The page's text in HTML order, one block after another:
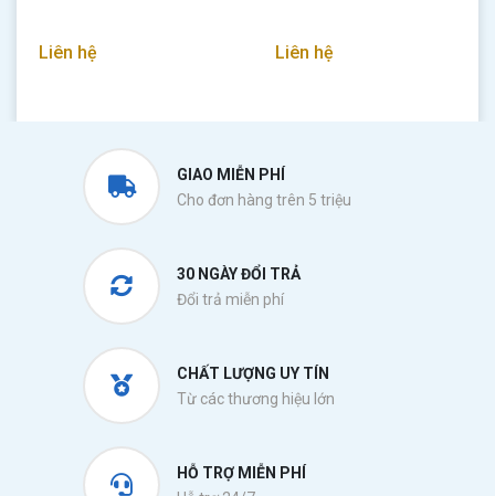
Liên hệ Liên hệ
GIAO MIỄN PHÍ
Cho đơn hàng trên 5 triệu
30 NGÀY ĐỔI TRẢ
Đổi trả miễn phí
CHẤT LƯỢNG UY TÍN
Từ các thương hiệu lớn
HỖ TRỢ MIỄN PHÍ